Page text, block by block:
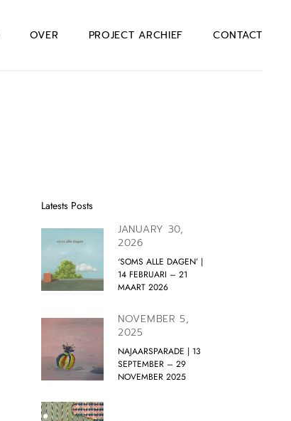
OVER PROJECT ARCHIEF CONTACT
Latests Posts
JANUARY 30,
2026
‘SOMS ALLE DAGEN’ |
14 FEBRUARI – 21
MAART 2026
NOVEMBER 5,
2025
NAJAARSPARADE | 13
SEPTEMBER – 29
NOVEMBER 2025